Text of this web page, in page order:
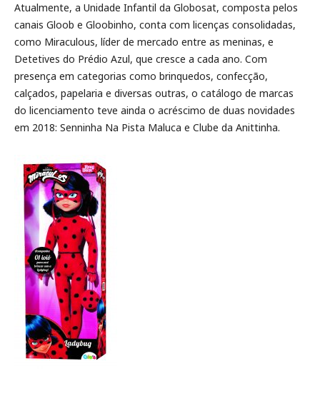
Atualmente, a Unidade Infantil da Globosat, composta pelos
canais Gloob e Gloobinho, conta com licenças consolidadas,
como Miraculous, líder de mercado entre as meninas, e
Detetives do Prédio Azul, que cresce a cada ano. Com
presença em categorias como brinquedos, confecção,
calçados, papelaria e diversas outras, o catálogo de marcas
do licenciamento teve ainda o acréscimo de duas novidades
em 2018: Senninha Na Pista Maluca e Clube da Anittinha.